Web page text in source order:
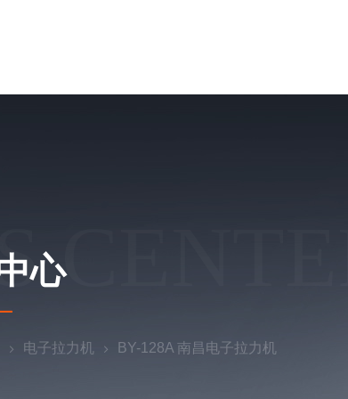
CENTER
心
电子拉力机 BY-128A 南昌电子拉力机